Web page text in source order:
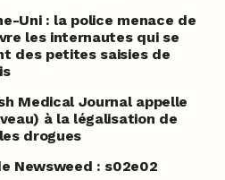
Uni : la police menace de
les internautes qui se
des petites saisies de
Medical Journal appelle
à la légalisation de
drogues
Newsweed : s02e02